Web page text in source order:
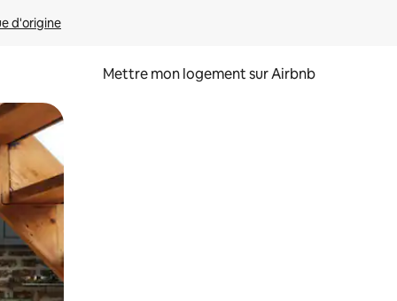
d'origine
Mettre mon logement sur Airbnb